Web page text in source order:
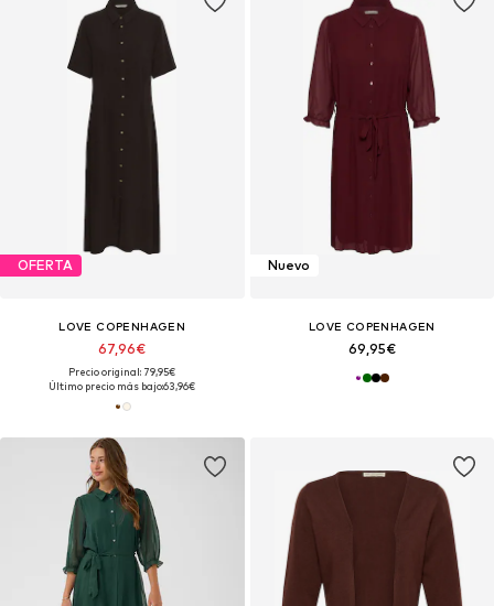
OFERTA
LOVE COPENHAGEN
67,96€
Precio original: 79,95€
Último precio más bajo:63,96€
Nuevo
LOVE COPENHAGEN
69,95€